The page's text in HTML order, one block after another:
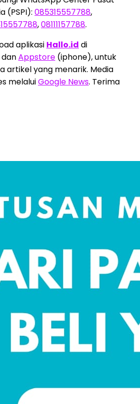
(PSPI): 085315557788,
,08111157788.
aplikasi Hallo.id di
Appstore (iphone), untuk
artikel yang menarik. Media
melaluiGoogle News. Terima